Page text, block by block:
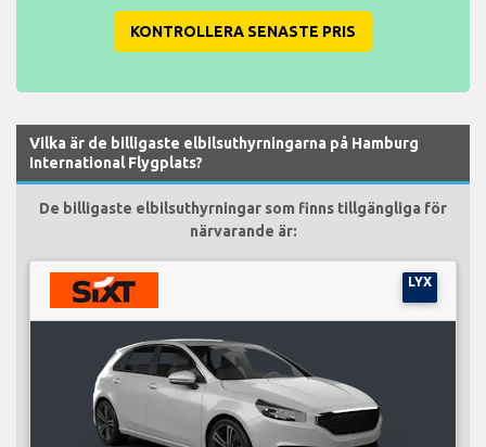
KONTROLLERA SENASTE PRIS
Vilka är de billigaste elbilsuthyrningarna på Hamburg
International Flygplats?
De billigaste elbilsuthyrningar som finns tillgängliga för
närvarande är:
LYX